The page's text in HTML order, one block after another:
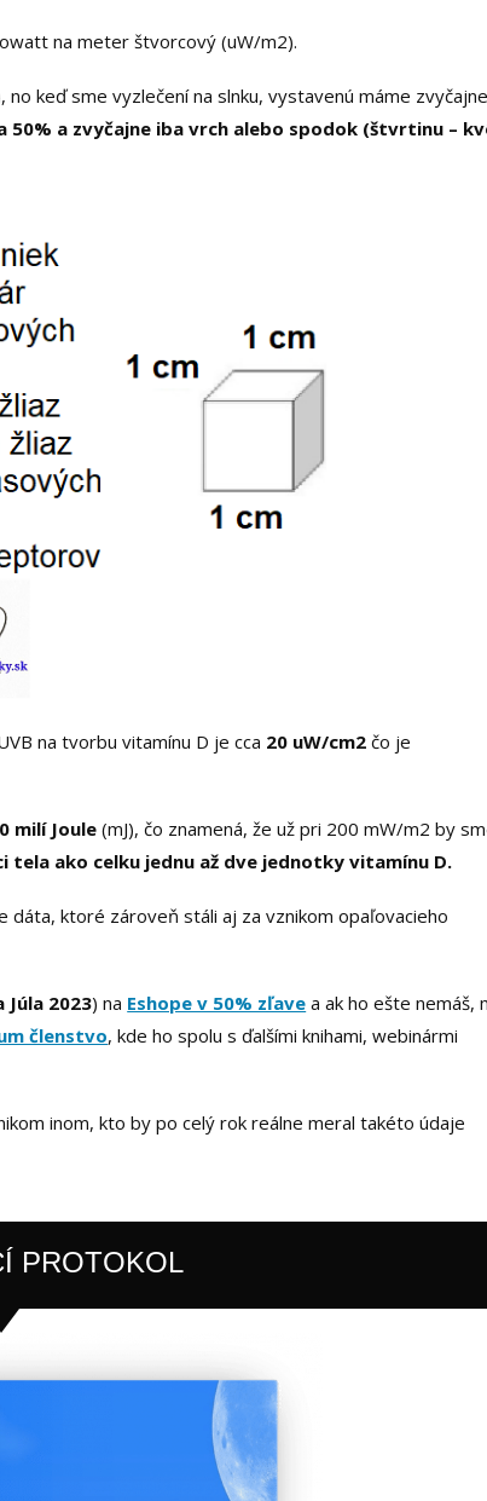
na meter štvorcový (uW/m2).
no keď sme vyzlečení na slnku, vystavenú máme
50% a zvyčajne iba vrch alebo spodok (štvrtinu –
na tvorbu vitamínu D je cca 20 uW/cm2 čo je
milí Joule(mJ), čo znamená, že už pri 200 mW/m2 by
tela ako celku jednu až dve jednotky vitamínu D.
dáta, ktoré zároveň stáli aj za vznikom opaľovacieho
Júla 2023) na Eshope v 50% zľave a ak ho ešte nemáš,
členstvo, kde ho spolu s ďalšími knihami, webinármi
inom, kto by po celý rok reálne meral takéto údaje
PROTOKOL